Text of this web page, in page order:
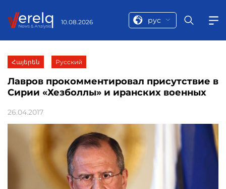
10.08.2026 рус
Հայերեն Русский
Лавров прокомментировал присутствие в
Сирии «Хезболлы» и иранских военных
26.04.2017